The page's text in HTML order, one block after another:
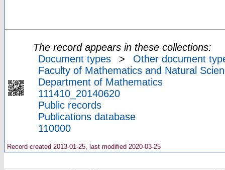
The record appears in these collections:
Document types
>
Other document
Faculty of Mathematics and Natural
Department of Mathematics
111410_20140620
Public records
Publications database
110000
Record created 2013-01-25, last modified 2020-03-25